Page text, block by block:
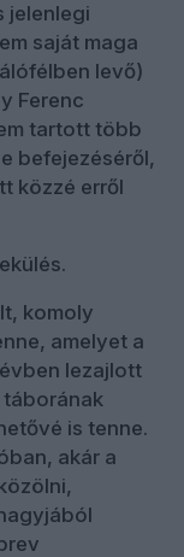
jelenlegi
saját maga
levő)
Ferenc
tartott több
befejezéséről,
közzé erről
komoly
amelyet a
lezajlott
táborának
is tenne.
akár a